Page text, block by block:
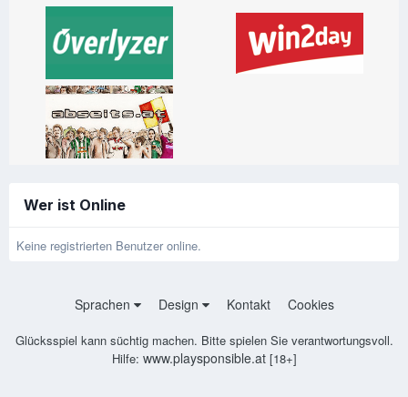
Wer ist Online
Keine registrierten Benutzer online.
Sprachen Design Kontakt Cookies
Glücksspiel kann süchtig machen. Bitte spielen Sie verantwortungsvoll.
Hilfe: www.playsponsible.at[18+]